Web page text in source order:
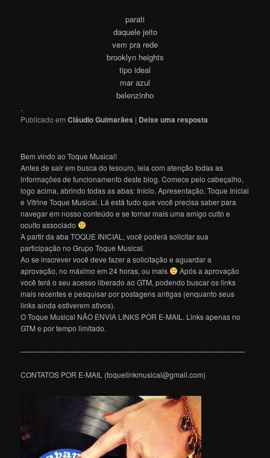
parati
daquele jeito
vem pra rede
brooklyn heights
tipo ideal
mar azul
belenzinho
.
Publicado em Cláudio Guimarães | Deixe uma resposta
Bem vindo ao Toque Musical!
Antes de sair em busca do tesouro, leia com atenção todas as
informações de funcionamento deste blog. Comece pelo cabeçalho,
logo acima, abrindo todas as abas: Início, Apresentação, Toque Inicial
e Vitrine Toque Musical. Lá está tudo que você precisa saber para
navegar em nosso conteúdo e se tornar mais uma amigo culto e
oculto associado
A partir da aba TOQUE INICIAL, você poderá solicitar sua
participação no Grupo Toque Musical.
Ao se inscrever você deve fazer a solicitação e aguardar a
aprovação, no máximo em 24 horas, ou mais
Após a aprovação
você terá o seu acesso liberado ao GTM, podendo buscar os links
mais recentes e pesquisar por postagens antigas (enquanto seus
links ainda estiverem ativos).
O Toque Musical NÃO ENVIA LINKS POR E-MAIL. Links apenas no
GTM e por tempo limitado.
———————————————————————————————
CONTATOS POR E-MAIL (toquelinkmusical@gmail.com)